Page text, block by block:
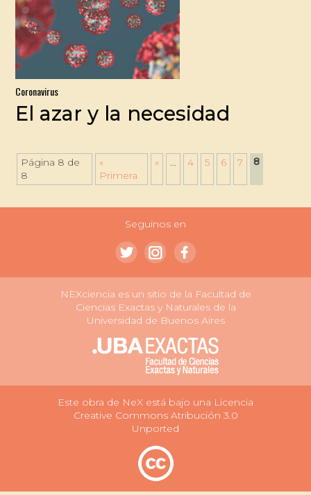
Coronavirus
El azar y la necesidad
Página 8 de
8
«
Primera
« ... 4 5 6 7 8
Seguinos en
NEXciencia es un sitio de la Facultad de
Ciencias Exactas y Naturales de la
Universidad de Buenos Aires
Este obra de NeX está bajo una Licencia
Creative Commons Atribución 3.0
Unported